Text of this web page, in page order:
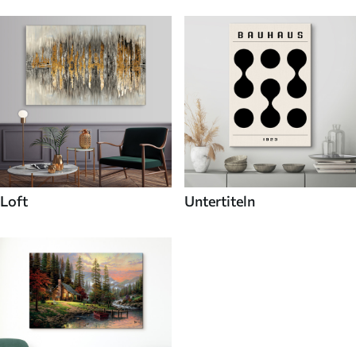
Loft Untertiteln